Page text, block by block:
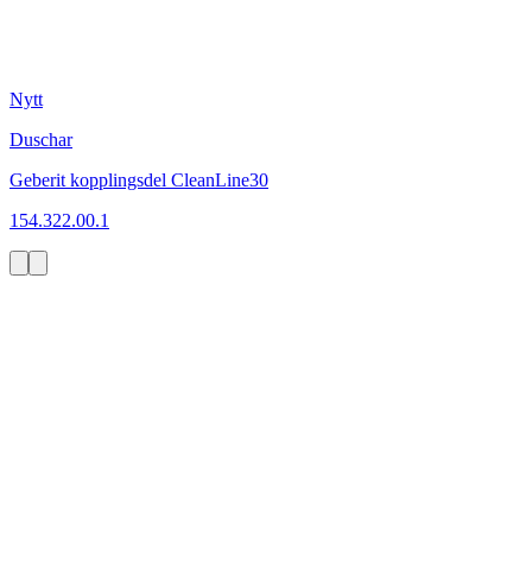
Nytt
Duschar
Geberit kopplingsdel CleanLine30
154.322.00.1